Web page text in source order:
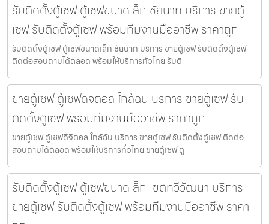
รับติดตั้งตู้เซฟ ตู้เซฟขนาดเล็ก ชัยนาท บริการ ขายตู้
เซฟ รับติดตั้งตู้เซฟ พร้อมทีมงานมืออาชีพ ราคาถูก
รับติดตั้งตู้เซฟ ตู้เซฟขนาดเล็ก ชัยนาท บริการ ขายตู้เซฟ รับติดตั้งตู้เซฟ
ติดต่อสอบถามได้ตลอด พร้อมให้บริการทั่วไทย รับติ
ขายตู้เซฟ ตู้เซฟดิจิตอล ใกล้ฉัน บริการ ขายตู้เซฟ รับ
ติดตั้งตู้เซฟ พร้อมทีมงานมืออาชีพ ราคาถูก
ขายตู้เซฟ ตู้เซฟดิจิตอล ใกล้ฉัน บริการ ขายตู้เซฟ รับติดตั้งตู้เซฟ ติดต่อ
สอบถามได้ตลอด พร้อมให้บริการทั่วไทย ขายตู้เซฟ ตู
รับติดตั้งตู้เซฟ ตู้เซฟขนาดเล็ก เขตทวีวัฒนา บริการ
ขายตู้เซฟ รับติดตั้งตู้เซฟ พร้อมทีมงานมืออาชีพ ราคา